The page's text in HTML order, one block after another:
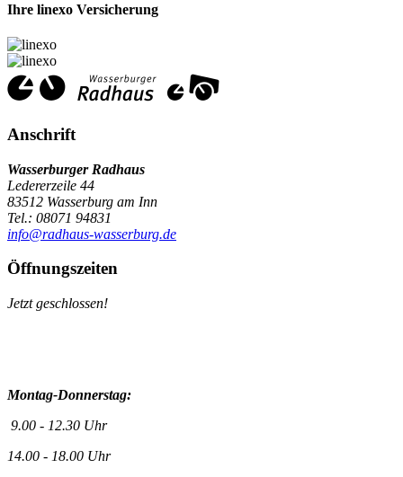
Ihre linexo Versicherung
Anschrift
Wasserburger Radhaus
Ledererzeile 44
83512 Wasserburg am Inn
Tel.: 08071 94831
info@radhaus-wasserburg.de
Öffnungszeiten
Jetzt geschlossen!
Montag-Donnerstag:
9.00 - 12.30 Uhr
14.00 - 18.00 Uhr